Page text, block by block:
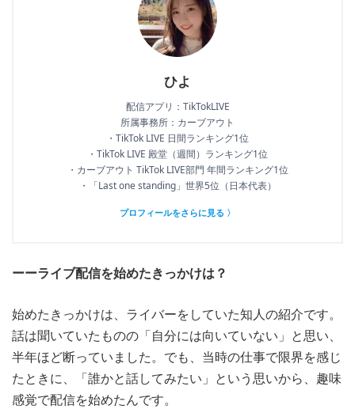
ひよ
配信アプリ：TikTokLIVE
所属事務所：カーブアウト
・TikTok LIVE 日間ランキング1位
・TikTok LIVE 殿堂（週間）ランキング1位
・カーブアウト TikTok LIVE部門 年間ランキング1位
・「Last one standing」世界5位（日本代表）
プロフィールをさらに見る 〉
ーーライブ配信を始めたきっかけは？
始めたきっかけは、ライバーをしていた知人の紹介です。
話は聞いていたものの「自分には向いていない」と思い、
半年ほど断っていました。でも、当時の仕事で限界を感じ
たときに、「誰かと話してみたい」という思いから、趣味
感覚で配信を始めたんです。